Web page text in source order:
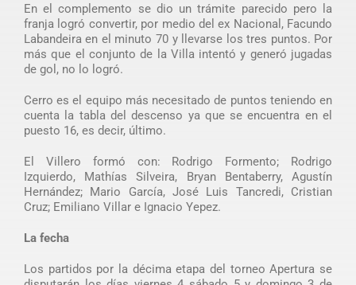
En el complemento se dio un trámite parecido pero la
franja logró convertir, por medio del ex Nacional, Facundo
Labandeira en el minuto 70 y llevarse los tres puntos. Por
más que el conjunto de la Villa intentó y generó jugadas
de gol, no lo logró.
Cerro es el equipo más necesitado de puntos teniendo en
cuenta la tabla del descenso ya que se encuentra en el
puesto 16, es decir, último.
El Villero formó con: Rodrigo Formento; Rodrigo
Izquierdo, Mathías Silveira, Bryan Bentaberry, Agustín
Hernández; Mario García, José Luis Tancredi, Cristian
Cruz; Emiliano Villar e Ignacio Yepez.
La fecha
Los partidos por la décima etapa del torneo Apertura se